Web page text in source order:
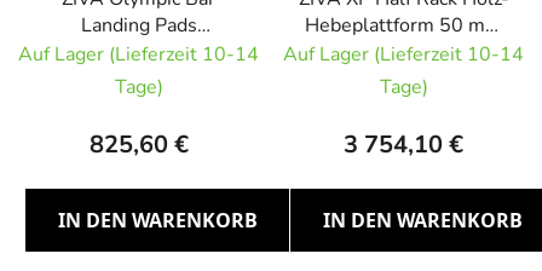
Landing Pads
Dämpfungspolster für
Olympia-Langhantel
80x60x21cm Paar
Auf Lager (Lieferzeit 10-14
Tage)
825,60 €
IN DEN WARENKORB
Hebeplattform 50 mm
Gewichtheberplattform
unter dem Half Rack
Auf Lager (Lieferzeit 10-14
Tage)
3 754,10 €
IN DEN WARENKORB